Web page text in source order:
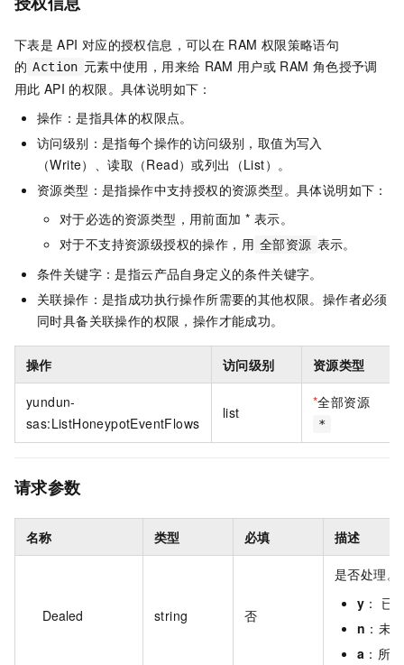
下表是 API 对应的授权信息，可以在 RAM 权限策略语句
的 Action 元素中使用，用来给 RAM 用户或 RAM 角色授予调
用此 API 的权限。具体说明如下：
操作：是指具体的权限点。
访问级别：是指每个操作的访问级别，取值为写入
（Write）、读取（Read）或列出（List）。
资源类型：是指操作中支持授权的资源类型。具体说明如下：
对于必选的资源类型，用前面加 * 表示。
对于不支持资源级授权的操作，用 全部资源 表示。
条件关键字：是指云产品自身定义的条件关键字。
关联操作：是指成功执行操作所需要的其他权限。操作者必须
同时具备关联操作的权限，操作才能成功。
操作 访问级别 资源类型
yundun-
sas:ListHoneypotEventFlows
list
*全部资源
*
请求参数
名称 类型 必填 描述
Dealed string 否
是否处理。
y ： 已
n ：未
a ：所有